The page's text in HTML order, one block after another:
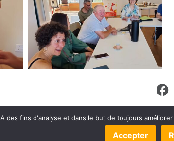
© 2022-2025 OLB DÉVELOPPEMENT –
EXERCEZ VOS DROITS
GÉRER
A des fins d'analyse et dans le but de toujours
Accepter